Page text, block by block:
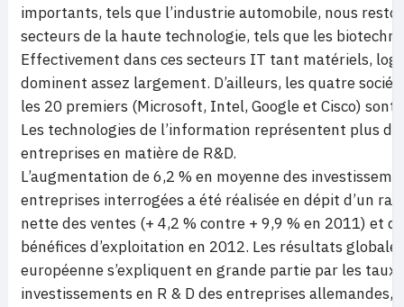
importants, tels que l’industrie automobile, nous
secteurs de la haute technologie, tels que les
Effectivement dans ces secteurs IT tant matériels,
dominent assez largement. D’ailleurs, les quatre
les 20 premiers (Microsoft, Intel, Google et Cisco)
Les technologies de l’information représentent plus
entreprises en matière de R&D.
L’augmentation de 6,2 % en moyenne des
entreprises interrogées a été réalisée en dépit d’un
nette des ventes (+ 4,2 % contre + 9,9 % en 2011) et
bénéfices d’exploitation en 2012. Les résultats
européenne s’expliquent en grande partie par les taux
investissements en R & D des entreprises